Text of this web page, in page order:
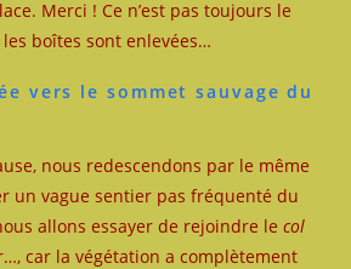
Merci ! Ce n’est pas toujours le
boîtes sont enlevées…
vers le sommet sauvage du
nous redescendons par le même
un vague sentier pas fréquenté du
allons essayer de rejoindre lecol
car la végétation a complètement